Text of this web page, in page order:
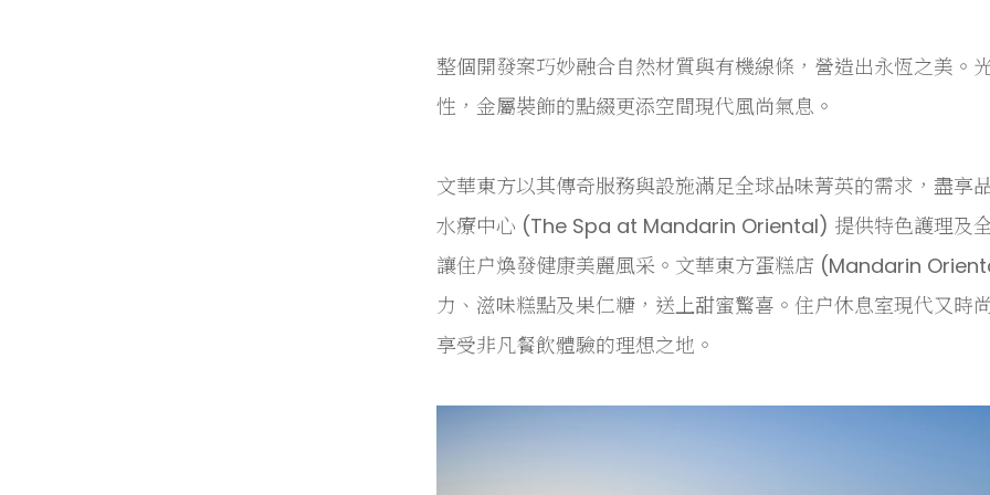
整個開發案巧妙融合自然材質與有機線條，營造出永恆之美。
性，金屬裝飾的點綴更添空間現代風尚氣息。
文華東方以其傳奇服務與設施滿足全球品味菁英的需求，盡享
水療中心 (The Spa at Mandarin Oriental) 提供特色護理及
讓住户煥發健康美麗風采。文華東方蛋糕店 (Mandarin
力、滋味糕點及果仁糖，送上甜蜜驚喜。住户休息室現代又時
享受非凡餐飲體驗的理想之地。